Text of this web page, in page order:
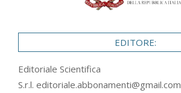
EDITORE:
Editoriale Scientifica
S.r.l. editoriale.abbonamenti@gmail.com